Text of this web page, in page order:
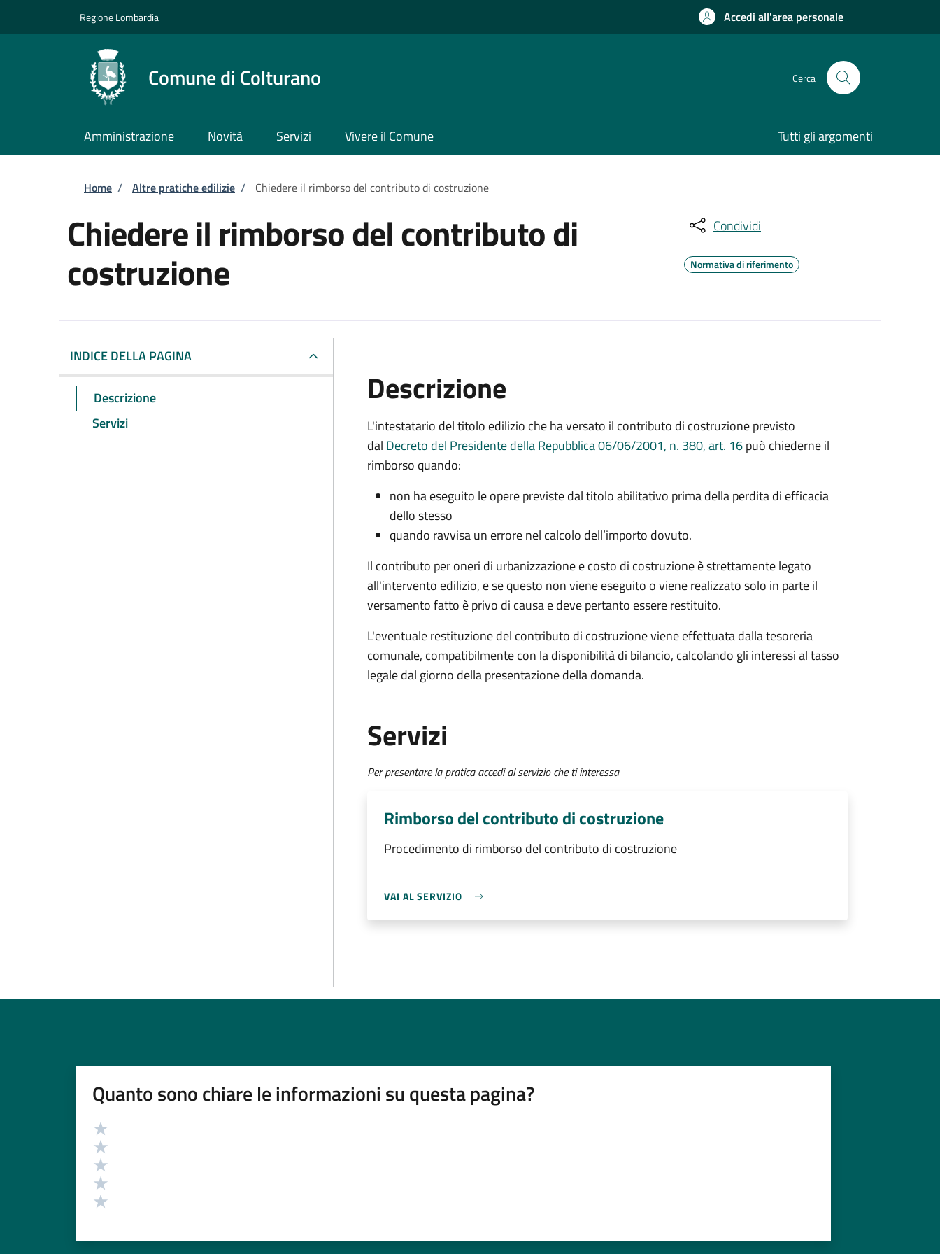
Regione Lombardia Accedi all'area personale
Comune di Colturano Cerca
Amministrazione Novità Servizi Vivere il Comune Tutti gli argomenti
Briciole di pane
Home / Altre pratiche edilizie / Chiedere il rimborso del contributo di costruzione
Chiedere il rimborso del contributo di
costruzione
Condividi
Normativa di riferimento
INDICE DELLA PAGINA
Descrizione
Servizi
Descrizione
L'intestatario del titolo edilizio che ha versato il contributo di costruzione previsto
dal Decreto del Presidente della Repubblica 06/06/2001, n. 380, art. 16può chiederne il
rimborso quando:
non ha eseguito le opere previste dal titolo abilitativo prima della perdita di efficacia
dello stesso
quando ravvisa un errore nel calcolo dell’importo dovuto.
Il contributo per oneri di urbanizzazione e costo di costruzione è strettamente legato
all'intervento edilizio, e se questo non viene eseguito o viene realizzato solo in parte il
versamento fatto è privo di causa e deve pertanto essere restituito.
L'eventuale restituzione del contributo di costruzione viene effettuata dalla tesoreria
comunale, compatibilmente con la disponibilità di bilancio, calcolando gli interessi al tasso
legale dal giorno della presentazione della domanda.
Servizi
Per presentare la pratica accedi al servizio che ti interessa
Rimborso del contributo di costruzione
Procedimento di rimborso del contributo di costruzione
VAI AL SERVIZIO
Quanto sono chiare le informazioni su questa pagina?
Valutazione